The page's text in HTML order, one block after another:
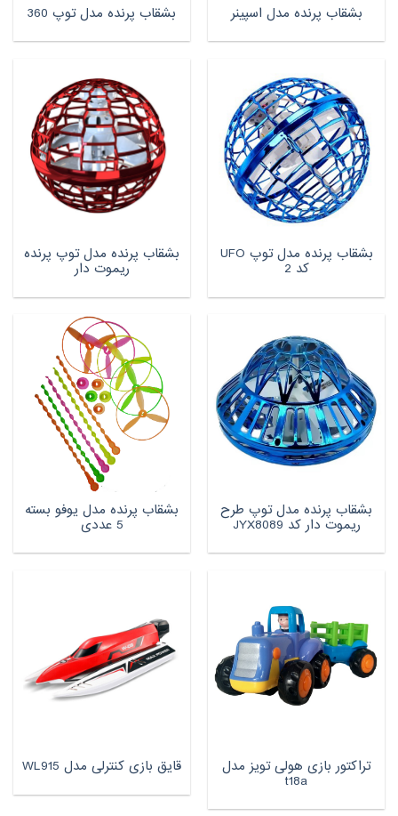
بشقاب پرنده مدل اسپینر بشقاب پرنده مدل توپ 360
بشقاب پرنده مدل توپ UFO
کد 2
بشقاب پرنده مدل توپ پرنده
ریموت دار
بشقاب پرنده مدل توپ طرح
ریموت دار کد JYX8089
بشقاب پرنده مدل یوفو بسته
5 عددی
تراکتور بازی هولی تویز مدل
t18a
قایق بازی کنترلی مدل WL915